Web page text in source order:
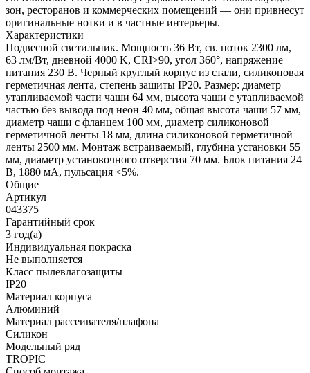
зон, ресторанов и коммерческих помещений — они привнесут
оригинальные нотки и в частные интерьеры.
Характеристики
Подвесной светильник. Мощность 36 Вт, св. поток 2300 лм,
63 лм/Вт, дневной 4000 K, CRI>90, угол 360°, напряжение
питания 230 В. Черный круглый корпус из стали, силиконовая
герметичная лента, степень защиты IP20. Размер: диаметр
утапливаемой части чаши 64 мм, высота чаши с утапливаемой
частью без вывода под неон 40 мм, общая высота чаши 57 мм,
диаметр чаши с фланцем 100 мм, диаметр силиконовой
герметичной ленты 18 мм, длина силиконовой герметичной
ленты 2500 мм. Монтаж встраиваемый, глубина установки 55
мм, диаметр установочного отверстия 70 мм. Блок питания 24
В, 1880 мА, пульсация <5%.
Общие
Артикул
043375
Гарантийный срок
3 год(а)
Индивидуальная покраска
Не выполняется
Класс пылевлагозащиты
IP20
Материал корпуса
Алюминий
Материал рассеивателя/плафона
Силикон
Модельный ряд
TROPIC